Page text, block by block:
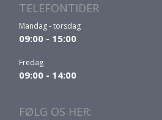
TELEFONTIDER
Mandag - torsdag
09:00 - 15:00
Fredag
09:00 - 14:00
FØLG OS HER: